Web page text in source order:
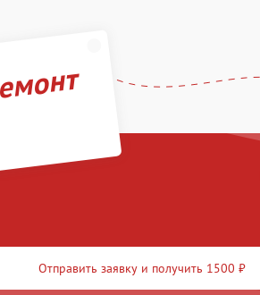
Отправить заявку и получить 1500 ₽